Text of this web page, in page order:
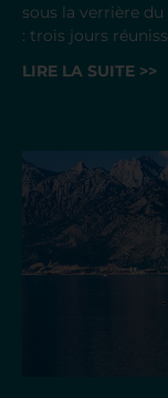
sous la verrière
: trois jours
LIRE LA SUITE >>